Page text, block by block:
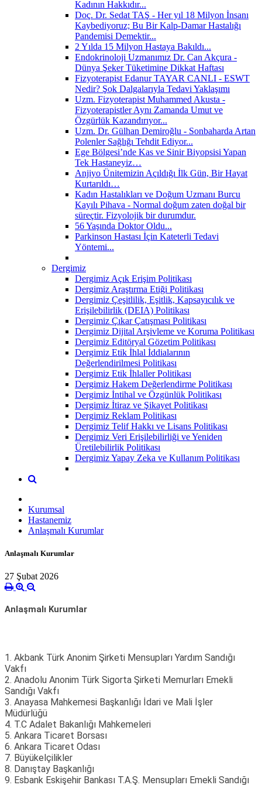
Kadının Hakkıdır...
Doç. Dr. Sedat TAŞ - Her yıl 18 Milyon İnsanı
Kaybediyoruz; Bu Bir Kalp-Damar Hastalığı
Pandemisi Demektir...
2 Yılda 15 Milyon Hastaya Bakıldı...
Endokrinoloji Uzmanımız Dr. Can Akçura -
Dünya Şeker Tüketimine Dikkat Haftası
Fizyoterapist Edanur TAYAR CANLI - ESWT
Nedir? Şok Dalgalarıyla Tedavi Yaklaşımı
Uzm. Fizyoterapist Muhammed Akusta -
Fizyoterapistler Aynı Zamanda Umut ve
Özgürlük Kazandırıyor...
Uzm. Dr. Gülhan Demiroğlu - Sonbaharda Artan
Polenler Sağlığı Tehdit Ediyor...
Ege Bölgesi’nde Kas ve Sinir Biyopsisi Yapan
Tek Hastaneyiz…
Anjiyo Ünitemizin Açıldığı İlk Gün, Bir Hayat
Kurtarıldı…
Kadın Hastalıkları ve Doğum Uzmanı Burcu
Kayılı Pihava - Normal doğum zaten doğal bir
süreçtir. Fizyolojik bir durumdur.
56 Yaşında Doktor Oldu...
Parkinson Hastası İçin Kateterli Tedavi
Yöntemi...
Dergimiz
Dergimiz Açık Erişim Politikası
Dergimiz Araştırma Etiği Politikası
Dergimiz Çeşitlilik, Eşitlik, Kapsayıcılık ve
Erişilebilirlik (DEIA) Politikası
Dergimiz Çıkar Çatışması Politikası
Dergimiz Dijital Arşivleme ve Koruma Politikası
Dergimiz Editöryal Gözetim Politikası
Dergimiz Etik İhlal İddialarının
Değerlendirilmesi Politikası
Dergimiz Etik İhlaller Politikası
Dergimiz Hakem Değerlendirme Politikası
Dergimiz İntihal ve Özgünlük Politikası
Dergimiz İtiraz ve Şikayet Politikası
Dergimiz Reklam Politikası
Dergimiz Telif Hakkı ve Lisans Politikası
Dergimiz Veri Erişilebilirliği ve Yeniden
Üretilebilirlik Politikası
Dergimiz Yapay Zeka ve Kullanım Politikası
Kurumsal
Hastanemiz
Anlaşmalı Kurumlar
Anlaşmalı Kurumlar
27 Şubat 2026
Anlaşmalı Kurumlar
1. Akbank Türk Anonim Şirketi Mensupları Yardım Sandığı
Vakfı
2. Anadolu Anonim Türk Sigorta Şirketi Memurları Emekli
Sandığı Vakfı
3. Anayasa Mahkemesi Başkanlığı İdari ve Mali İşler
Müdürlüğü
4. T.C Adalet Bakanlığı Mahkemeleri
5. Ankara Ticaret Borsası
6. Ankara Ticaret Odası
7. Büyükelçilikler
8. Danıştay Başkanlığı
9. Esbank Eskişehir Bankası T.A.Ş. Mensupları Emekli Sandığı